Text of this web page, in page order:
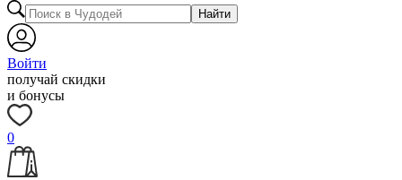
Найти
Войти
получай скидки
и бонусы
0